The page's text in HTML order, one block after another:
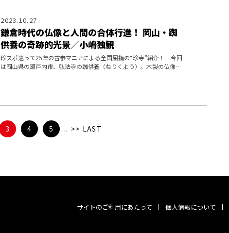
2023.10.27
鎌倉時代の仏像と人間の合体行進！ 岡山・踟
供養の奇跡的光景／小嶋独観
珍スポ巡って25年の古参マニアによる全国屈指の“珍寺”紹介！ 今回
は岡山県の瀬戸内市、弘法寺の踟供養（ねりくよう）。木製の仏像が
3 4 5 ... >> LAST
サイトのご利用にあたって 個人情報について